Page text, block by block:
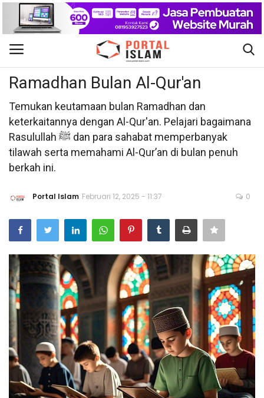
Gabung Daftar
Beranda
Kontak
Berita Islam
Nasional
Khutbah Jumat
Pendidikan
Bisnis
Internasional
Al-Qur'an Online
Lifestyle
Ramadhan Bulan Al-Qur'an
Temukan keutamaan bulan Ramadhan dan
keterkaitannya dengan Al-Qur'an. Pelajari bagaimana
Rasulullah ﷺ dan para sahabat memperbanyak
tilawah serta memahami Al-Qur’an di bulan penuh
berkah ini.
Portal Islam Februari 12, 2025 - 11:37 0